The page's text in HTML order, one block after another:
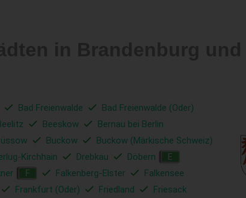
Bad Freienwalde
Bad Freienwalde (Oder)
Beeskow
Bernau bei Berlin
Buckow Buckow (Märkische Schweiz)
Kirchhain Drebkau Döbern E
F Falkenberg-Elster
Falkensee
Frankfurt (Oder) Friedland
Friesack